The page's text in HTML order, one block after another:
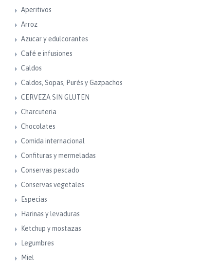
Aperitivos
Arroz
Azucar y edulcorantes
Café e infusiones
Caldos
Caldos, Sopas, Purés y Gazpachos
CERVEZA SIN GLUTEN
Charcuteria
Chocolates
Comida internacional
Confituras y mermeladas
Conservas pescado
Conservas vegetales
Especias
Harinas y levaduras
Ketchup y mostazas
Legumbres
Miel